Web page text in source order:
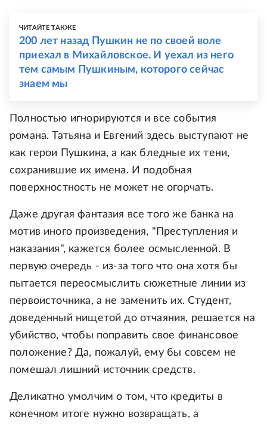
ЧИТАЙТЕ ТАКЖЕ
200 лет назад Пушкин не по своей воле
приехал в Михайловское. И уехал из него
тем самым Пушкиным, которого сейчас
знаем мы
Полностью игнорируются и все события
романа. Татьяна и Евгений здесь выступают не
как герои Пушкина, а как бледные их тени,
сохранившие их имена. И подобная
поверхностность не может не огорчать.
Даже другая фантазия все того же банка на
мотив иного произведения, "Преступления и
наказания", кажется более осмысленной. В
первую очередь - из-за того что она хотя бы
пытается переосмыслить сюжетные линии из
первоисточника, а не заменить их. Студент,
доведенный нищетой до отчаяния, решается на
убийство, чтобы поправить свое финансовое
положение? Да, пожалуй, ему бы совсем не
помешал лишний источник средств.
Деликатно умолчим о том, что кредиты в
конечном итоге нужно возвращать, а